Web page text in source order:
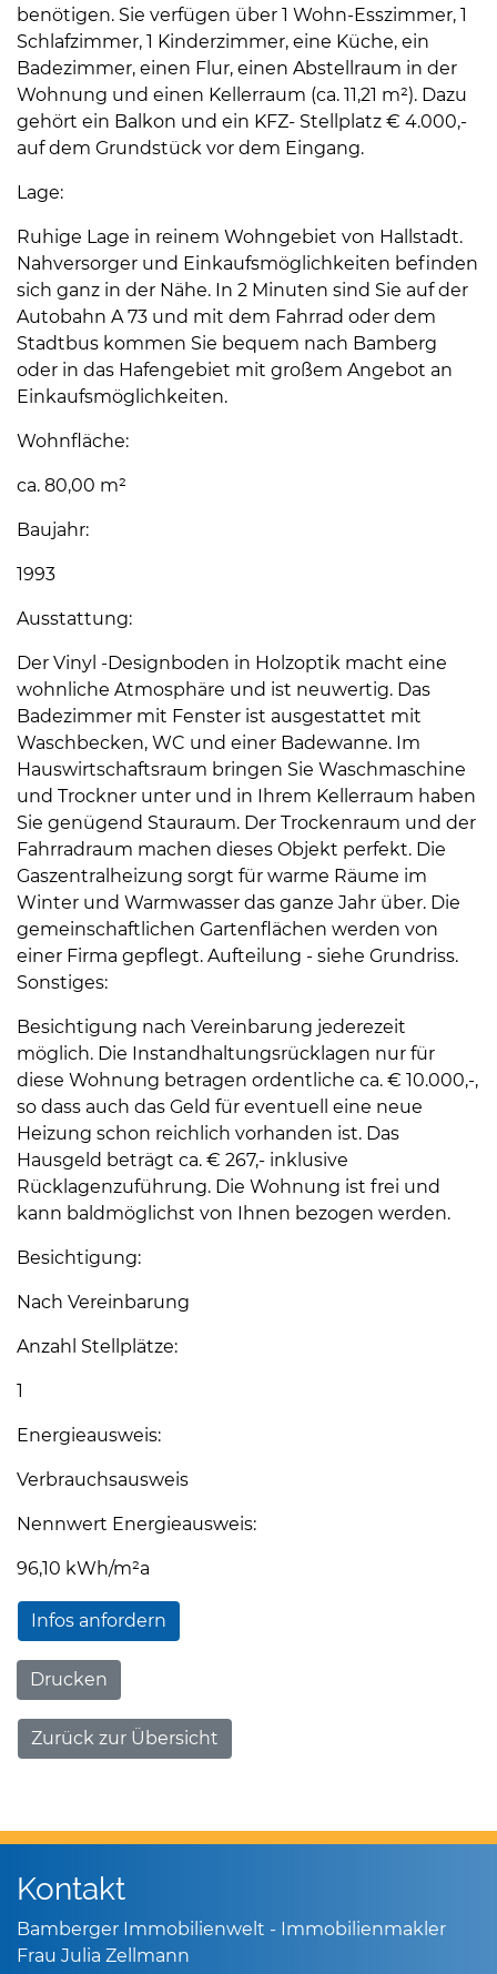
benötigen. Sie verfügen über 1 Wohn-Esszimmer, 1
Schlafzimmer, 1 Kinderzimmer, eine Küche, ein
Badezimmer, einen Flur, einen Abstellraum in der
Wohnung und einen Kellerraum (ca. 11,21 m²). Dazu
gehört ein Balkon und ein KFZ- Stellplatz € 4.000,-
auf dem Grundstück vor dem Eingang.
Lage:
Ruhige Lage in reinem Wohngebiet von Hallstadt.
Nahversorger und Einkaufsmöglichkeiten befinden
sich ganz in der Nähe. In 2 Minuten sind Sie auf der
Autobahn A 73 und mit dem Fahrrad oder dem
Stadtbus kommen Sie bequem nach Bamberg
oder in das Hafengebiet mit großem Angebot an
Einkaufsmöglichkeiten.
Wohnfläche:
ca. 80,00 m²
Baujahr:
1993
Ausstattung:
Der Vinyl -Designboden in Holzoptik macht eine
wohnliche Atmosphäre und ist neuwertig. Das
Badezimmer mit Fenster ist ausgestattet mit
Waschbecken, WC und einer Badewanne. Im
Hauswirtschaftsraum bringen Sie Waschmaschine
und Trockner unter und in Ihrem Kellerraum haben
Sie genügend Stauraum. Der Trockenraum und der
Fahrradraum machen dieses Objekt perfekt. Die
Gaszentralheizung sorgt für warme Räume im
Winter und Warmwasser das ganze Jahr über. Die
gemeinschaftlichen Gartenflächen werden von
einer Firma gepflegt. Aufteilung - siehe Grundriss.
Sonstiges:
Besichtigung nach Vereinbarung jederezeit
möglich. Die Instandhaltungsrücklagen nur für
diese Wohnung betragen ordentliche ca. € 10.000,-,
so dass auch das Geld für eventuell eine neue
Heizung schon reichlich vorhanden ist. Das
Hausgeld beträgt ca. € 267,- inklusive
Rücklagenzuführung. Die Wohnung ist frei und
kann baldmöglichst von Ihnen bezogen werden.
Besichtigung:
Nach Vereinbarung
Anzahl Stellplätze:
1
Energieausweis:
Verbrauchsausweis
Nennwert Energieausweis:
96,10 kWh/m²a
Infos anfordern
Drucken
Zurück zur Übersicht
Kontakt
Bamberger Immobilienwelt - Immobilienmakler
Frau Julia Zellmann